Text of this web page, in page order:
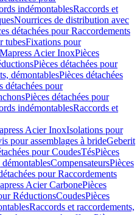
indémontablesRaccords et
Nourrices de distribution avec
détachées pour Raccordements
tubesFixations pour
Acier InoxPièces
Pièces détachées pour
démontablesPièces détachées
détachées pour
Pièces détachées pour
indémontablesRaccords et
Acier InoxIsolations pour
pour assemblages à brideGeberit
pour CoudesTésPièces
CompensateursPièces
pour Raccordements
Acier CarbonePièces
RéductionsCoudesPièces
Raccords et raccordements,